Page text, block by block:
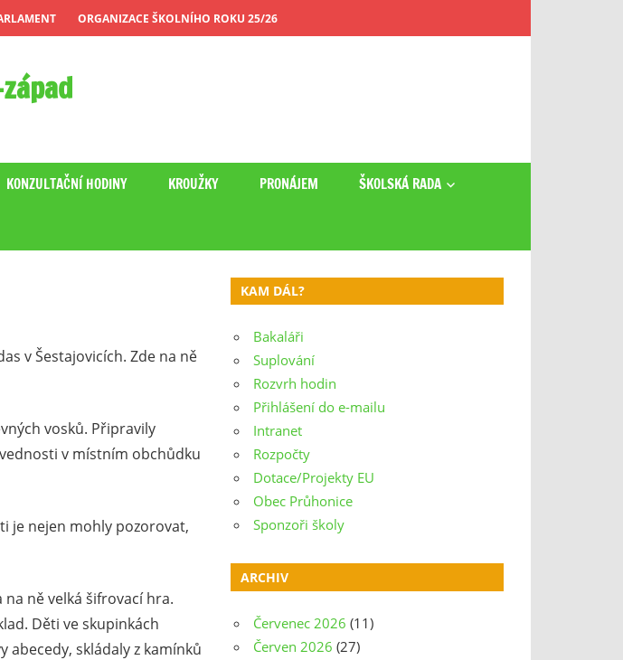
ORGANIZACE ŠKOLNÍHO ROKU 25/26
KONZULTAČNÍ HODINY KROUŽKY PRONÁJEM ŠKOLSKÁ RADA
v Šestajovicích. Zde na ně
vosků. Připravily
v místním obchůdku
je nejen mohly pozorovat,
ně velká šifrovací hra.
Děti ve skupinkách
abecedy, skládaly z kamínků
KAM DÁL?
Bakaláři
Suplování
Rozvrh hodin
Přihlášení do e-mailu
Intranet
Rozpočty
Dotace/Projekty EU
Obec Průhonice
Sponzoři školy
ARCHIV
Červenec 2026 (11)
Červen 2026 (27)